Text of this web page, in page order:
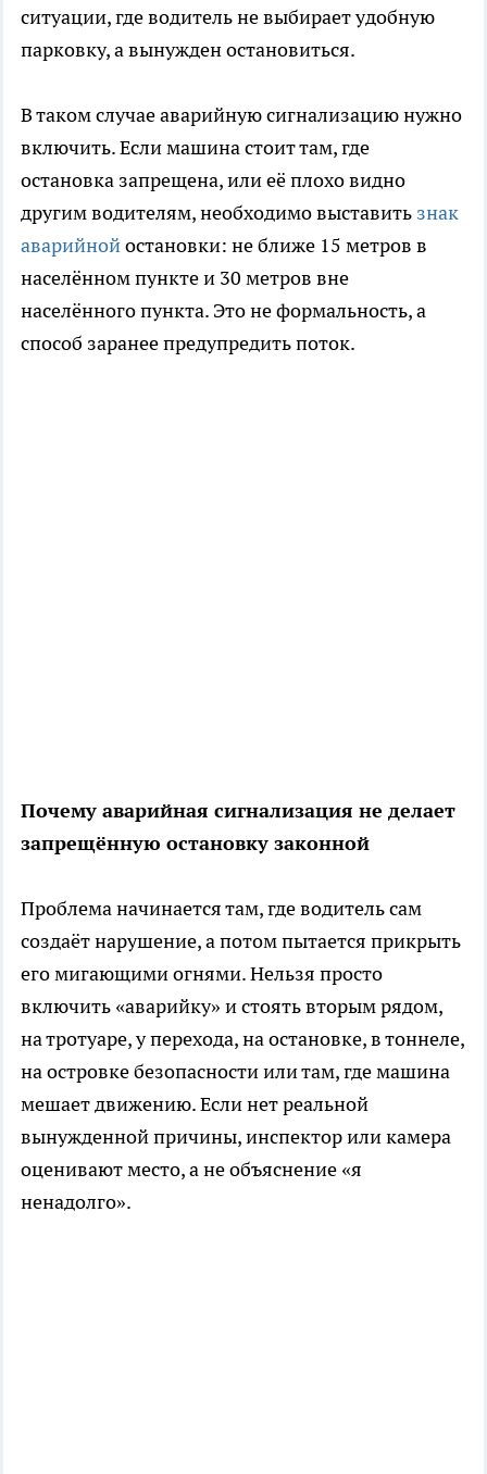
ситуации, где водитель не выбирает удобную
парковку, а вынужден остановиться.
В таком случае аварийную сигнализацию нужно
включить. Если машина стоит там, где
остановка запрещена, или её плохо видно
другим водителям, необходимо выставить знак
аварийнойостановки: не ближе 15 метров в
населённом пункте и 30 метров вне
населённого пункта. Это не формальность, а
способ заранее предупредить поток.
Почему аварийная сигнализация не делает
запрещённую остановку законной
Проблема начинается там, где водитель сам
создаёт нарушение, а потом пытается прикрыть
его мигающими огнями. Нельзя просто
включить «аварийку» и стоять вторым рядом,
на тротуаре, у перехода, на остановке, в тоннеле,
на островке безопасности или там, где машина
мешает движению. Если нет реальной
вынужденной причины, инспектор или камера
оценивают место, а не объяснение «я
ненадолго».